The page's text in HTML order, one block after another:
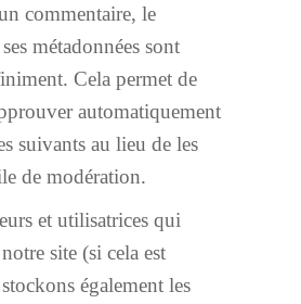
commentaire, le
métadonnées sont
Cela permet de
automatiquement
suivants au lieu de les
de modération.
et utilisatrices qui
site (si cela est
également les